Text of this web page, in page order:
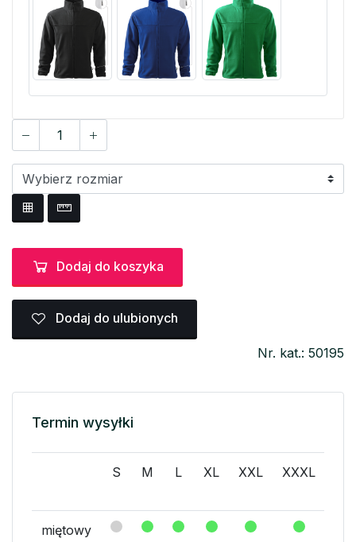
Dodaj do koszyka
Dodaj do ulubionych
Nr. kat.: 50195
Termin wysyłki
S M L XL XXL XXXL
miętowy